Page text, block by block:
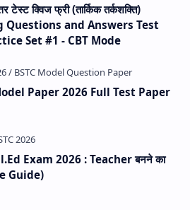
फ्री (तार्किक तर्कशक्ति)
Questions and Answers Test
Set #1 - CBT Mode
Paper 2026 Full Test Paper
Exam 2026 : Teacher बनने का
Guide)